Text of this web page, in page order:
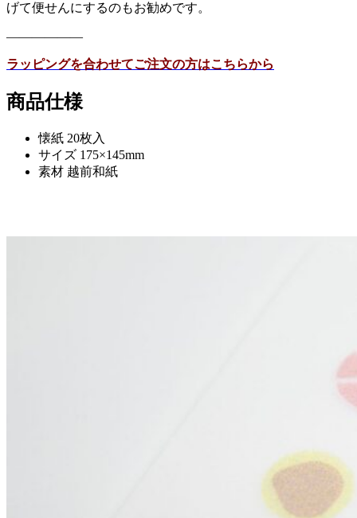
げて便せんにするのもお勧めです。
——————
ラッピングを合わせてご注文の方はこちらから
商品仕様
懐紙 20枚入
サイズ 175×145mm
素材 越前和紙